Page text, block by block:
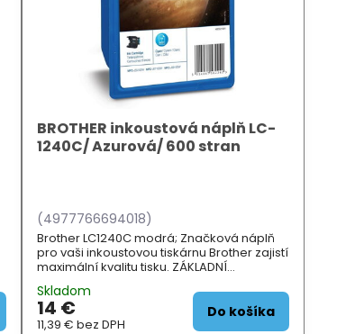
BROTHER inkoustová náplň LC-
1240C/ Azurová/ 600 stran
(4977766694018)
Brother LC1240C modrá; Značková náplň
pro vaši inkoustovou tiskárnu Brother zajistí
maximální kvalitu tisku. ZÁKLADNÍ
DCPJ525W, DCPJ725DW, DCPJ...
Skladom
14 €
11,39 €bez DPH
Do košíka